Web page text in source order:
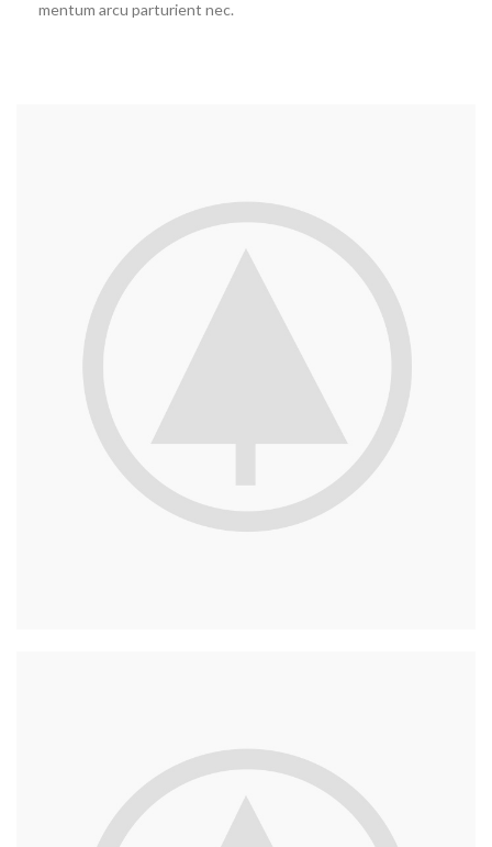
mentum arcu parturient nec.